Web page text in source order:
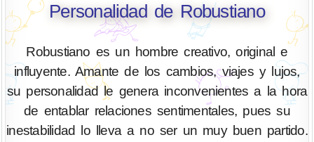
Personalidad de Robustiano
Robustiano es un hombre creativo, original e
influyente. Amante de los cambios, viajes y lujos,
su personalidad le genera inconvenientes a la hora
de entablar relaciones sentimentales, pues su
inestabilidad lo lleva a no ser un muy buen partido.